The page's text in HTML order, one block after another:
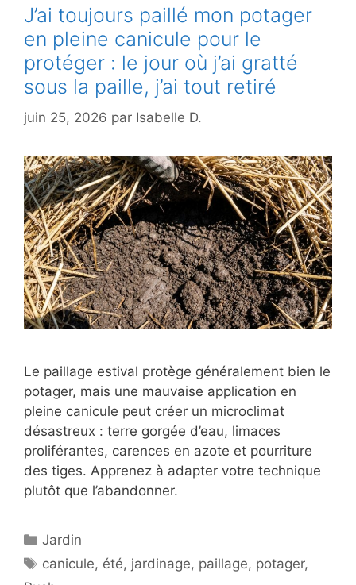
J’ai toujours paillé mon potager
en pleine canicule pour le
protéger : le jour où j’ai gratté
sous la paille, j’ai tout retiré
juin 25, 2026 par Isabelle D.
Le paillage estival protège généralement bien le
potager, mais une mauvaise application en
pleine canicule peut créer un microclimat
désastreux : terre gorgée d’eau, limaces
proliférantes, carences en azote et pourriture
des tiges. Apprenez à adapter votre technique
plutôt que l’abandonner.
Catégories
Jardin
Étiquettes
canicule, été, jardinage, paillage, potager,